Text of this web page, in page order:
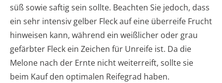
süß sowie saftig sein sollte. Beachten Sie jedoch, dass
ein sehr intensiv gelber Fleck auf eine überreife Frucht
hinweisen kann, während ein weißlicher oder grau
gefärbter Fleck ein Zeichen für Unreife ist. Da die
Melone nach der Ernte nicht weiterreift, sollte sie
beim Kauf den optimalen Reifegrad haben.